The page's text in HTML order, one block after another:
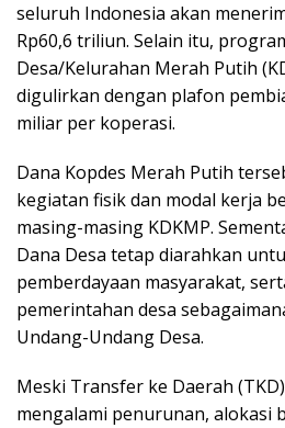
seluruh Indonesia akan
Rp60,6 triliun. Selain itu,
Desa/Kelurahan Merah Putih
digulirkan dengan plafon
miliar per koperasi.
Dana Kopdes Merah Putih
kegiatan fisik dan modal kerja
masing-masing KDKMP.
Dana Desa tetap diarahkan
pemberdayaan masyarakat,
pemerintahan desa
Undang-Undang Desa.
Meski Transfer ke Daerah
mengalami penurunan, alokasi